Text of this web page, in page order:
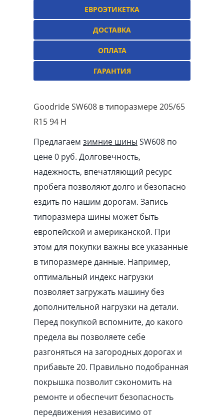
ЕВРОЭТИКЕТКА
ДОСТАВКА
ОПЛАТА
ГАРАНТИЯ
Goodride SW608 в типоразмере 205/65
R15 94 H
Предлагаем зимние шины SW608 по
цене 0 руб. Долговечность,
надежность, впечатляющий ресурс
пробега позволяют долго и безопасно
ездить по нашим дорогам. Запись
типоразмера шины может быть
европейской и американской. При
этом для покупки важны все указанные
в типоразмере данные. Например,
оптимальный индекс нагрузки
позволяет загружать машину без
дополнительной нагрузки на детали.
Перед покупкой вспомните, до какого
предела вы позволяете себе
разгоняться на загородных дорогах и
прибавьте 20. Правильно подобранная
покрышка позволит сэкономить на
ремонте и обеспечит безопасность
передвижения независимо от